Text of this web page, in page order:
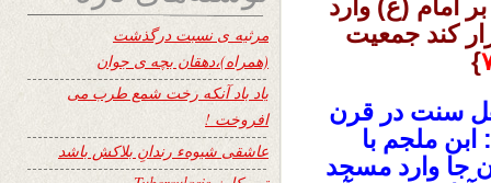
امام (ع) وارد
کند جمعیت
}
سنت در قرن
ملجم با
جا وارد مسجد
مرثیه ی نسبت درگذشت
(همراه)،دهقان بچه ی جوان
یاد باد آنکه رخت شمع طرب می
افروخت !
عاشقی شیوهء رندانِ بلاکش باشد